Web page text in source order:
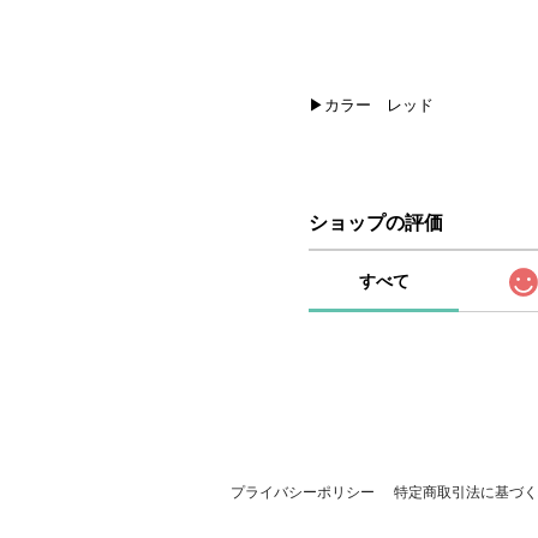
▶カラー レッド
ショップの評価
すべて
プライバシーポリシー 特定商取引法に基づ